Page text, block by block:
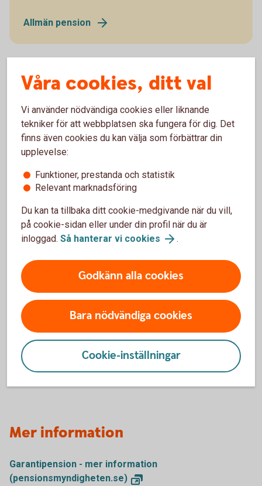
Allmän pension
Fler stöd – Äldreförsörjningsstöd
och bostadstillägg
Utöver garantipensionen finns två andra stöd som du i
vissa fall kan få - äldreförsörjningsstödet och
bostadstillägg.
Äldreförsörjningsstödet är ett stöd för dig som har låg
pension eller ingen pension alls. Det kan vara för att du
endast yrkesarbetat en kortare del av ditt liv och haft låg
lön. Eller för att du kommit till Sverige sent i livet och därför
saknar pension från ditt hemland.
Du kan i vissa fall även få ett skattefritt bostadstillägg. Det
är din boendekostnad, dina inkomster, tillgångar och
familjesituation som avgör vad du kan få.
Äldreförsörjningsstödet prövas för alla pensionärer som
ansöker om bostadstillägg.
Äldreförsörjningsstöd och bostadstillägg
Mer information
Garantipension - mer information
(pensionsmyndigheten.se)
Våra cookies, ditt val
Vi använder nödvändiga cookies eller liknande
tekniker för att webbplatsen ska fungera för dig. Det
finns även cookies du kan välja som förbättrar din
upplevelse:
Funktioner, prestanda och statistik
Relevant marknadsföring
Du kan ta tillbaka ditt cookie-medgivande när du vill,
på cookie-sidan eller under din profil när du är
inloggad. Så hanterar vi cookies .
Godkänn alla cookies
Bara nödvändiga cookies
Cookie-inställningar